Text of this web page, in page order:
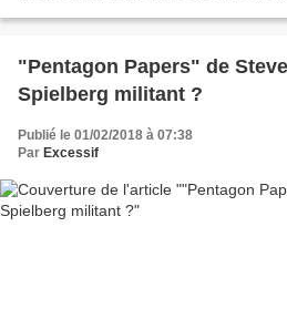
"Pentagon Papers" de
Spielberg militant ?
Publié le 01/02/2018 à 07:38
Par Excessif